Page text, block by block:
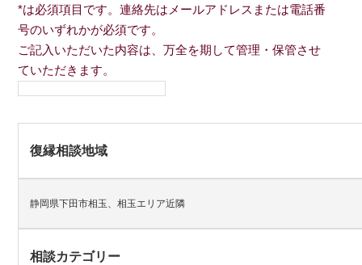
*は必須項目です。連絡先はメールアドレスまたは電話番
号のいずれかが必須です。
ご記入いただいた内容は、万全を期して管理・保管させ
ていただきます。
復縁相談地域
静岡県下田市相玉、相玉エリア近隣
相談カテゴリー